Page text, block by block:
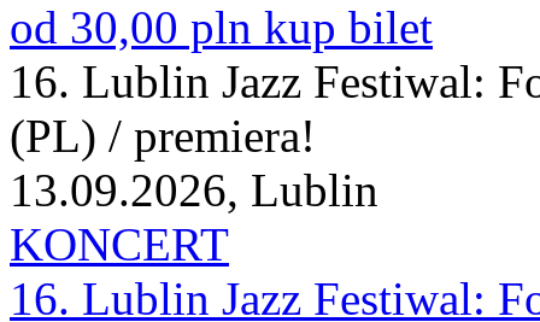
od 30,00 pln kup bilet
16. Lublin Jazz Festiwal:
(PL) / premiera!
13.09.2026, Lublin
KONCERT
16. Lublin Jazz Festiwal: